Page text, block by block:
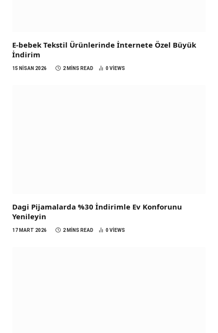
E-bebek Tekstil Ürünlerinde İnternete Özel Büyük
İndirim
15 NISAN 2026 2 MINS READ 0 VIEWS
Dagi Pijamalarda %30 İndirimle Ev Konforunu
Yenileyin
17 MART 2026 2 MINS READ 0 VIEWS